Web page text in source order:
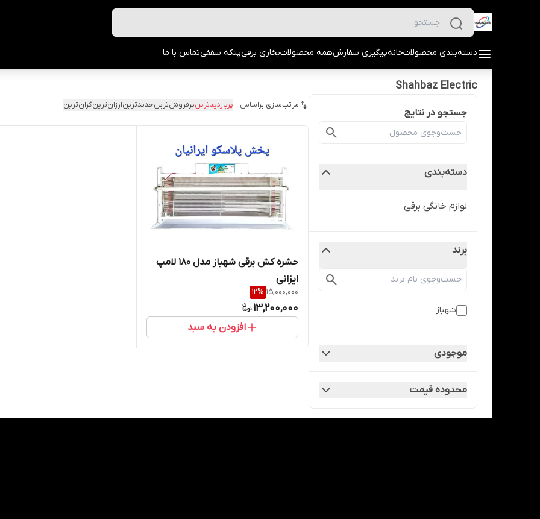
دسته‌بندی محصولاتخانهپیگیری سفارشهمه محصولاتبخاری برقیپنکه سقفیتماس با ما
Shahbaz Electric
جستجو در نتایج
دسته‌بندی
لوازم خانگی برقی
برند
شهباز
موجودی
محدوده قیمت
مرتب‌سازی براساس: پربازدیدترینپرفروش‌ترینجدیدترینارزان‌ترینگران‌ترین
حشره کش برقی شهباز مدل ۱۸۰ لامپ
ایزانی
15,000,000
12%
13,200,000
افزودن به سبد